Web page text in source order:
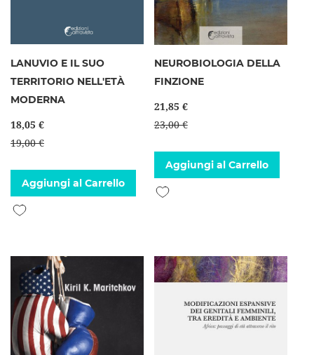
LANUVIO E IL SUO
TERRITORIO NELL'ETÀ
MODERNA
18,05 €
19,00 €
Aggiungi al Carrello
Aggiungi alla lista desideri
NEUROBIOLOGIA DELLA
FINZIONE
21,85 €
23,00 €
Aggiungi al Carrello
Aggiungi alla lista desideri